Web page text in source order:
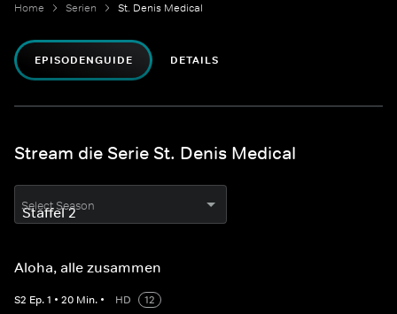
Home Serien St. Denis Medical
EPISODENGUIDE DETAILS
Stream die Serie St. Denis Medical
Select Season
Aloha, alle zusammen
S2 Ep.1 • 20 Min. • HD
12